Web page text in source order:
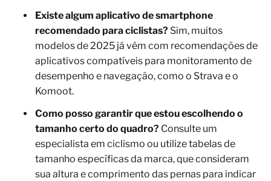
Existe algum aplicativo de smartphone
recomendado para ciclistas? Sim, muitos
modelos de 2025 já vêm com recomendações de
aplicativos compatíveis para monitoramento de
desempenho e navegação, como o Strava e o
Komoot.
Como posso garantir que estou escolhendo o
tamanho certo do quadro? Consulte um
especialista em ciclismo ou utilize tabelas de
tamanho específicas da marca, que consideram
sua altura e comprimento das pernas para indicar